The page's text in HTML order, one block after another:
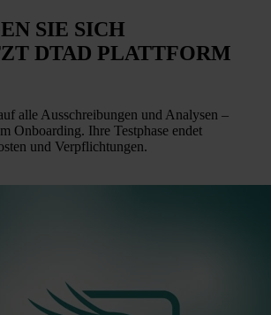
SIE SICH
DTAD PLATTFORM
alle Ausschreibungen und Analysen –
Onboarding. Ihre Testphase endet
und Verpflichtungen.